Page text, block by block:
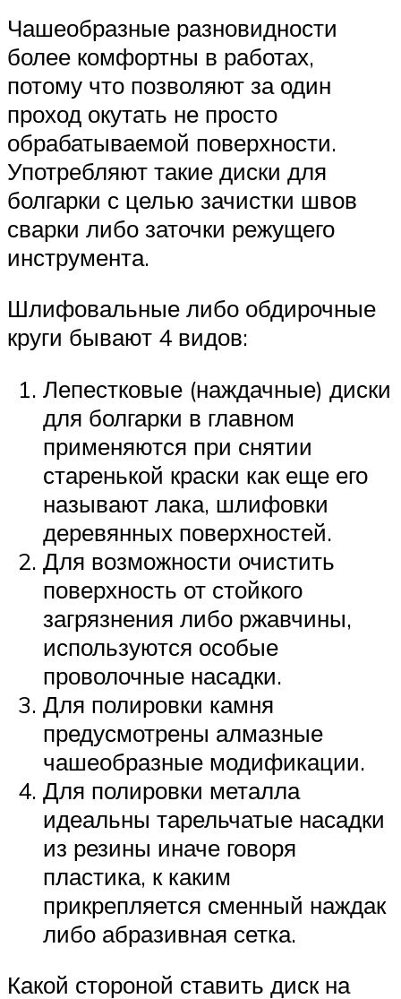
Чашеобразные разновидности
более комфортны в работах,
потому что позволяют за один
проход окутать не просто
обрабатываемой поверхности.
Употребляют такие диски для
болгарки с целью зачистки швов
сварки либо заточки режущего
инструмента.
Шлифовальные либо обдирочные
круги бывают 4 видов:
Лепестковые (наждачные) диски
для болгарки в главном
применяются при снятии
старенькой краски как еще его
называют лака, шлифовки
деревянных поверхностей.
Для возможности очистить
поверхность от стойкого
загрязнения либо ржавчины,
используются особые
проволочные насадки.
Для полировки камня
предусмотрены алмазные
чашеобразные модификации.
Для полировки металла
идеальны тарельчатые насадки
из резины иначе говоря
пластика, к каким
прикрепляется сменный наждак
либо абразивная сетка.
Какой стороной ставить диск на